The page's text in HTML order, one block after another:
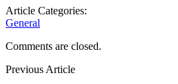
Article Categories:
General
Comments are closed.
Previous Article